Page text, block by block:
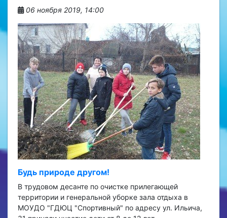
06 ноября 2019, 14:00
Будь природе другом!
В трудовом десанте по очистке прилегающей
территории и генеральной уборке зала отдыха в
МОУДО "ГДЮЦ "Спортивный" по адресу ул. Ильича,